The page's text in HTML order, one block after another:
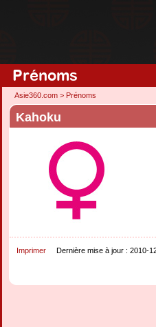
Prénoms
Asie360.com > Prénoms
Kahoku
Imprimer Dernière mise à jour : 2010-